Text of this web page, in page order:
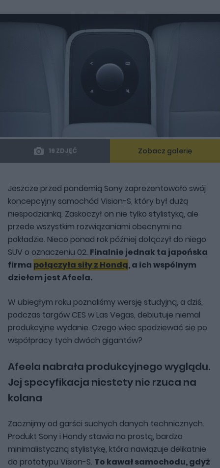
19 ZDJĘĆ Zobacz galerię
Jeszcze przed pandemią Sony zaprezentowało swój
koncepcyjny samochód Vision-S, który był dużą
niespodzianką. Zaskoczył on nie tylko stylistyką, ale
przede wszystkim rozwiązaniami obecnymi na
pokładzie. Nieco ponad rok później dołączył do niego
SUV o oznaczeniu 02. Finalnie jednak ta japońska
firma połączyła siły z Hondą, a ich wspólnym
dziełem jest Afeela.
W ubiegłym roku poznaliśmy wersję studyjną, a dziś,
podczas targów CES w Las Vegas, debiutuje niemal
produkcyjne wydanie. Czego więc spodziewać się po
współpracy tych dwóch gigantów?
Afeela nabrała produkcyjnego wyglądu.
Jej specyfikacja niestety nie rzuca na
kolana
Zacznijmy od garści suchych danych technicznych.
Produkt Sony i Hondy stawia na prostą, bardzo
minimalistyczną stylistykę, która nawiązuje delikatnie
do prototypu Vision-S. To kawał samochodu, gdyż